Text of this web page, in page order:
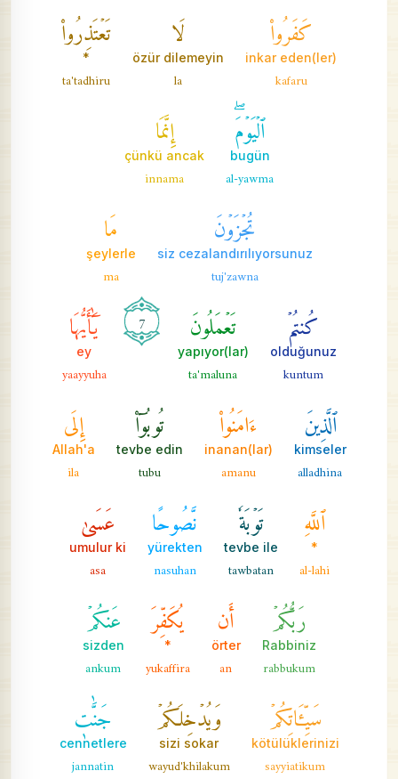
كَفَرُواْ
inkar eden(ler)
kafaru
لَا
özür dilemeyin
la
تَعۡتَذِرُواْ
*
ta'tadhiru
ٱلۡيَوۡمَۖ
bugün
al-yawma
إِنَّمَا
çünkü ancak
innama
تُجۡزَوۡنَ
siz cezalandırılıyorsunuz
tuj'zawna
مَا
şeylerle
ma
كُنتُمۡ
olduğunuz
kuntum
تَعۡمَلُونَ
yapıyor(lar)
ta'maluna
7 يَٰٓأَيُّهَا
ey
yaayyuha
ٱلَّذِينَ
kimseler
alladhina
ءَامَنُواْ
inanan(lar)
amanu
تُوبُوٓاْ
tevbe edin
tubu
إِلَى
Allah'a
ila
ٱللَّهِ
*
al-lahi
تَوۡبَةٗ
tevbe ile
tawbatan
نَّصُوحًا
yürekten
nasuhan
عَسَىٰ
umulur ki
asa
رَبُّكُمۡ
Rabbiniz
rabbukum
أَن
örter
an
يُكَفِّرَ
*
yukaffira
عَنكُمۡ
sizden
ankum
سَيِّـَٔاتِكُمۡ
kötülüklerinizi
sayyiatikum
وَيُدۡخِلَكُمۡ
sizi sokar
wayud'khilakum
جَنَّٰتٖ
cennetlere
jannatin